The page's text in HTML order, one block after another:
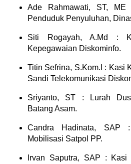
Ade Rahmawati, ST, ME
Penduduk Penyuluhan,
Siti Rogayah, A.Md :
Kepegawaian Diskominfo.
Titin Sefrina, S.Kom.I : Kasi
Sandi Telekomunikasi
Sriyanto, ST : Lurah
Batang Asam.
Candra Hadinata, SAP
Mobilisasi Satpol PP.
Irvan Saputra, SAP : Kasi